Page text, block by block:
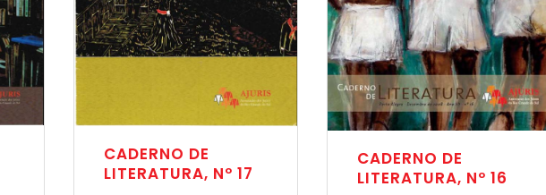
CADERNO DE
LITERATURA, Nº 17
CADERNO DE
LITERATURA, Nº 16